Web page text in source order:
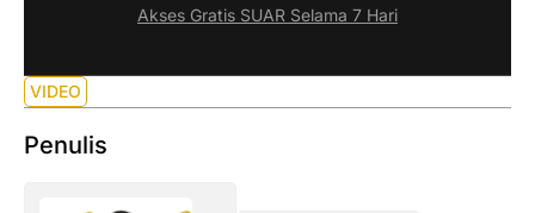
Akses Gratis SUAR Selama 7 Hari
VIDEO
Penulis